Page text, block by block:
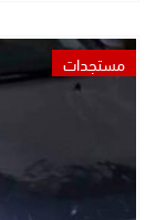
مستجدات